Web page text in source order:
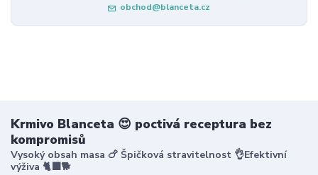
obchod@blanceta.cz
Krmivo Blanceta 😍 poctivá receptura bez
kompromisů
Vysoký obsah masa 🍗 Špičková stravitelnost 👌Efektivní
výživa 🐈‍⬛🐕